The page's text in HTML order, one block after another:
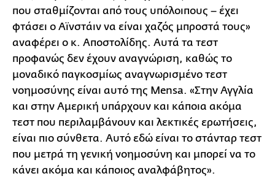
που σταθμίζονται από τους υπόλοιπους – έχει
φτάσει ο Αϊνστάιν να είναι χαζός μπροστά τους»
αναφέρει ο κ. Αποστολίδης. Αυτά τα τεστ
προφανώς δεν έχουν αναγνώριση, καθώς το
μοναδικό παγκοσμίως αναγνωρισμένο τεστ
νοημοσύνης είναι αυτό της Mensa. «Στην Αγγλία
και στην Αμερική υπάρχουν και κάποια ακόμα
τεστ που περιλαμβάνουν και λεκτικές ερωτήσεις,
είναι πιο σύνθετα. Αυτό εδώ είναι το στάνταρ τεστ
που μετρά τη γενική νοημοσύνη και μπορεί να το
κάνει ακόμα και κάποιος αναλφάβητος».